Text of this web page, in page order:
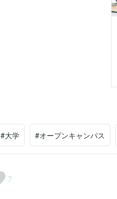
#大学 #オープンキャンパス
7